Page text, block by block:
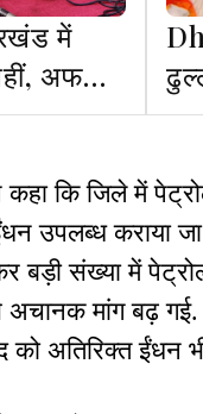
में
अफवाहों
कि जिले में
उपलब्ध कराया
बड़ी संख्या में
अचानक मांग बढ़
अतिरिक्त ईंधन